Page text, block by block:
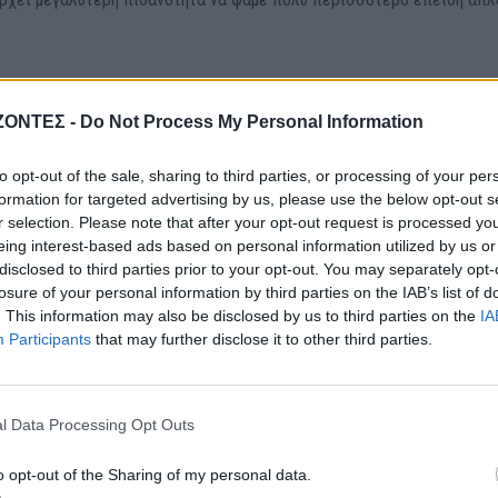
- Do Not Process My Personal Information
opt-out of the sale, sharing to third parties, or processing of your
for targeted advertising by us, please use the below opt-out
selection. Please note that after your opt-out request is processed
interest-based ads based on personal information utilized by us
to third parties prior to your opt-out. You may separately
of your personal information by third parties on the IAB’s list of
This information may also be disclosed by us to third parties on the
Participants that may further disclose it to other third parties.
Data Processing Opt Outs
opt-out of the Sharing of my personal data.
αμελούμε τη φυσική μας δραστηριότητα ή το πρόγραμμα άσκησης που
Τι μπορούμε να κάνουμε γι αυτό; Καθημερινός περίπατος στη
το αυτοκίνητο στις κοντινές αποστάσεις, περπατάμε από
που περιλαμβάνουν κίνηση.
σκεφτεί εμείς οι ίδιοι ότι αφού φάγαμε πολύ στο γιορτινό
φαγητό για 1-2 μέρες για να εξαλείψουμε το όποιο
το σημαντικότερο σε αυτές τις περιπτώσεις είναι να
και ενοχές. Ένα μεμονωμένο γεύμα δεν είναι ικανό να μας παχύνει
σημαντικό είναι η γενικότερη διατροφική συμπεριφορά και η